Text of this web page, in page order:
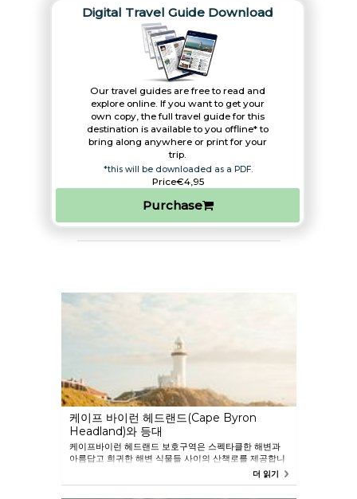
Digital Travel Guide Download
Our travel guides are free to read and
explore online. If you want to get your
own copy, the full travel guide for this
destination is available to you offline* to
bring along anywhere or print for your
trip.​
*this will be downloaded as a PDF.
Price€4,95
Purchase
케이프 바이런 헤드랜드(Cape Byron
Headland)와 등대
케이프바이런 헤드랜드 보호구역은 스펙타클한 해변과
아름답고 희귀한 해변 식물들 사이의 산책로를 제공합니
다. 호주 본토 최동단 지점 절벽 위에 1901년에 지어진 케
이프바이런 등대를 방문하세요. 케이프바이런 해양공원
더 읽기